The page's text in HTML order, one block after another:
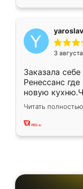
3
Заказала
Ренессанс
новую
вполне
два года,
Читать полностью